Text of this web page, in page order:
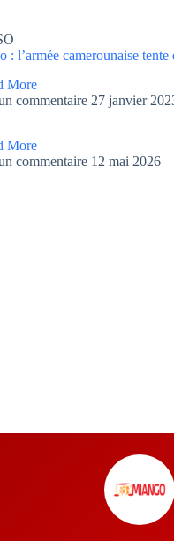
: l’armée camerounaise tente
More
commentaire 27 janvier
More
commentaire 12 mai 2026